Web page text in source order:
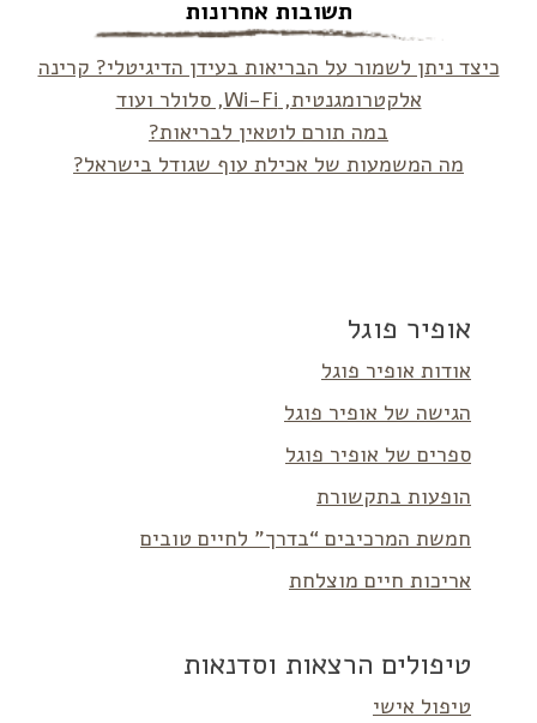
תשובות אחרונות
כיצד ניתן לשמור על הבריאות בעידן הדיגיטלי? קרינה
אלקטרומגנטית, Wi-Fi, סלולר ועוד
במה תורם לוטאין לבריאות?
מה המשמעות של אכילת עוף שגודל בישראל?
אופיר פוגל
אודות אופיר פוגל
הגישה של אופיר פוגל
ספרים של אופיר פוגל
הופעות בתקשורת
חמשת המרכיבים “בדרך” לחיים טובים
אריכות חיים מוצלחת
טיפולים הרצאות וסדנאות
טיפול אישי